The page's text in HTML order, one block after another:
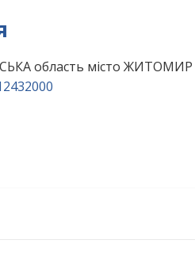
область місто ЖИТОМИР